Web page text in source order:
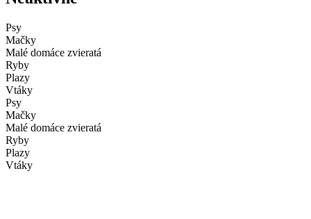
Psy
Mačky
Malé domáce zvieratá
Ryby
Plazy
Vtáky
Psy
Mačky
Malé domáce zvieratá
Ryby
Plazy
Vtáky